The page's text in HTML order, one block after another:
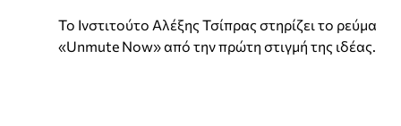
Το Ινστιτούτο Αλέξης Τσίπρας στηρίζει το ρεύμα
«Unmute Now» από την πρώτη στιγμή της ιδέας.